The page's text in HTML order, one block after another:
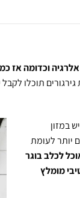
אלרגיה וכדומה אז
תוכלו
במזון
יותר לעומת
לכלב בוגר
והכלב של ספורטיבי מומלץ